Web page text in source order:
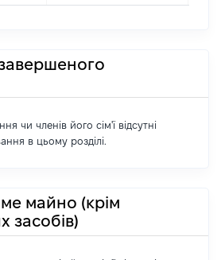
чи членів його сім'ї відсутні
в цьому розділі.
майно (крім
засобів)